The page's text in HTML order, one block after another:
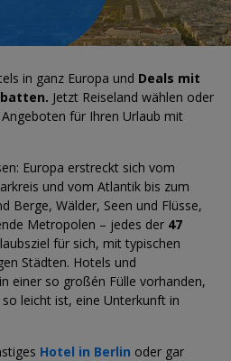
in ganz Europa und Deals mit
Jetzt Reiseland wählen oder
für Ihren Urlaub mit
Europa erstreckt sich vom
und vom Atlantik bis zum
Berge, Wälder, Seen und Flüsse,
Metropolen – jedes der 47
für sich, mit typischen
Städten. Hotels und
einer so großén Fülle vorhanden,
leicht ist, eine Unterkunft in
Hotel in Berlin oder gar